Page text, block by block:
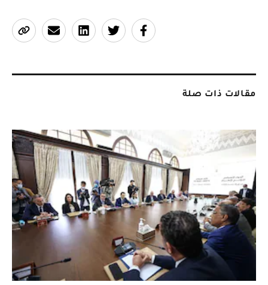
مقالات ذات صلة